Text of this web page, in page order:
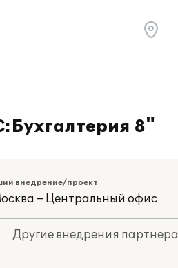
8"
внедрение/проект
– Центральный офис
Другие внедрения партнера